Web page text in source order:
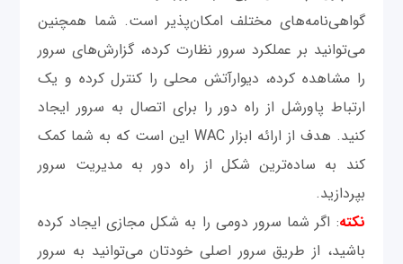
گواهی‌نامه‌های مختلف امکان‌پذیر است. شما همچنین
می‌توانید بر عملکرد سرور نظارت کرده، گزارش‌های سرور
را مشاهده کرده، دیوارآتش محلی را کنترل کرده و یک
ارتباط پاورشل از راه دور را برای اتصال به سرور ایجاد
کنید. هدف از ارائه ابزار WAC این است که به شما کمک
کند به ساده‌ترین شکل از راه دور به مدیریت سرور
بپردازید.
نکته: اگر شما سرور دومی را به شکل مجازی ایجاد کرده
باشید، از طریق سرور اصلی خودتان می‌توانید به سرور